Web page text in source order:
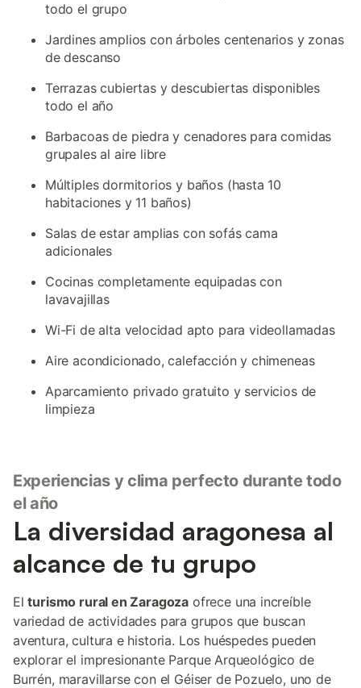
todo el grupo
Jardines amplios con árboles centenarios y zonas
de descanso
Terrazas cubiertas y descubiertas disponibles
todo el año
Barbacoas de piedra y cenadores para comidas
grupales al aire libre
Múltiples dormitorios y baños (hasta 10
habitaciones y 11 baños)
Salas de estar amplias con sofás cama
adicionales
Cocinas completamente equipadas con
lavavajillas
Wi-Fi de alta velocidad apto para videollamadas
Aire acondicionado, calefacción y chimeneas
Aparcamiento privado gratuito y servicios de
limpieza
Experiencias y clima perfecto durante todo
el año
La diversidad aragonesa al
alcance de tu grupo
Elturismo rural en Zaragoza ofrece una increíble
variedad de actividades para grupos que buscan
aventura, cultura e historia. Los huéspedes pueden
explorar el impresionante Parque Arqueológico de
Burrén, maravillarse con el Géiser de Pozuelo, uno de